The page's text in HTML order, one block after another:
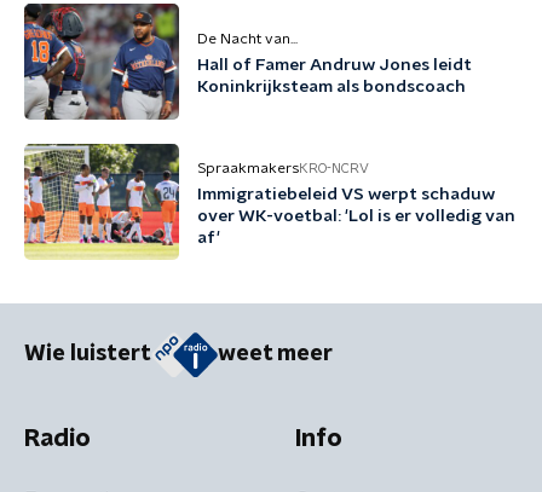
De Nacht van...
Hall of Famer Andruw Jones leidt
Koninkrijksteam als bondscoach
SpraakmakersKRO-NCRV
Immigratiebeleid VS werpt schaduw
over WK-voetbal: 'Lol is er volledig van
af'
Wie luistert weet meer
Radio Info